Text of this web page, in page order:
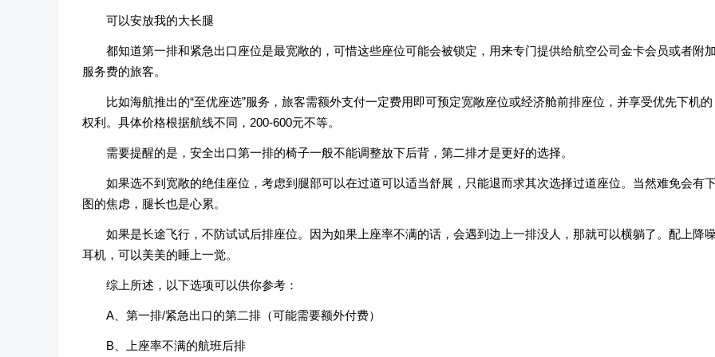
可以安放我的大长腿
都知道第一排和紧急出口座位是最宽敞的，可惜这些座位可能会被锁定，用来专门提供给航空公司金卡会员或者附加
服务费的旅客。
比如海航推出的“至优座选”服务，旅客需额外支付一定费用即可预定宽敞座位或经济舱前排座位，并享受优先下机的
权利。具体价格根据航线不同，200-600元不等。
需要提醒的是，安全出口第一排的椅子一般不能调整放下后背，第二排才是更好的选择。
如果选不到宽敞的绝佳座位，考虑到腿部可以在过道可以适当舒展，只能退而求其次选择过道座位。当然难免会有
图的焦虑，腿长也是心累。
如果是长途飞行，不防试试后排座位。因为如果上座率不满的话，会遇到边上一排没人，那就可以横躺了。配上降噪
耳机，可以美美的睡上一觉。
综上所述，以下选项可以供你参考：
A、第一排/紧急出口的第二排（可能需要额外付费）
B、上座率不满的航班后排